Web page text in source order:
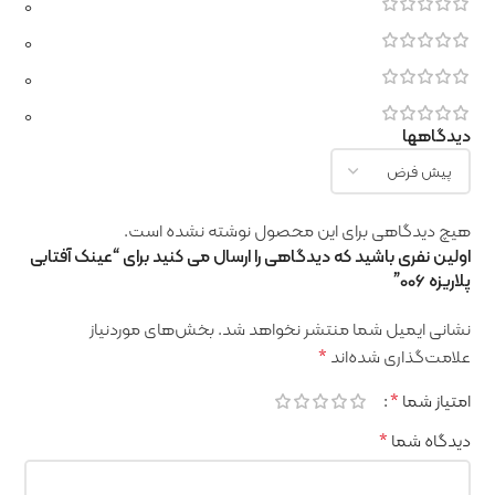
0
0
0
دیدگاهها
هیچ دیدگاهی برای این محصول نوشته نشده است.
اولین نفری باشید که دیدگاهی را ارسال می کنید برای “عینک آفتابی
پلاریزه 006”
نشانی ایمیل شما منتشر نخواهد شد.بخش‌های موردنیاز
علامت‌گذاری شده‌اند*
امتیاز شما*
دیدگاه شما*